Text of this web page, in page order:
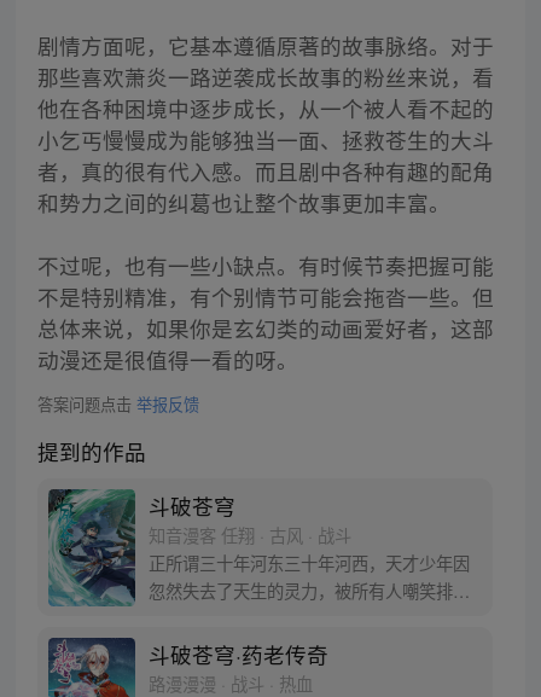
剧情方面呢，它基本遵循原著的故事脉络。对于
那些喜欢萧炎一路逆袭成长故事的粉丝来说，看
他在各种困境中逐步成长，从一个被人看不起的
小乞丐慢慢成为能够独当一面、拯救苍生的大斗
者，真的很有代入感。而且剧中各种有趣的配角
和势力之间的纠葛也让整个故事更加丰富。
不过呢，也有一些小缺点。有时候节奏把握可能
不是特别精准，有个别情节可能会拖沓一些。但
总体来说，如果你是玄幻类的动画爱好者，这部
动漫还是很值得一看的呀。
答案问题点击 举报反馈
提到的作品
斗破苍穹
知音漫客 任翔 · 古风 · 战斗
正所谓三十年河东三十年河西，天才少年因
忽然失去了天生的灵力，被所有人嘲笑排
修、打怪、升级！重登人生巅峰的他让人们
知道莫欺少年穷真的很重要！
斗破苍穹·药老传奇
路漫漫漫 · 战斗 · 热血